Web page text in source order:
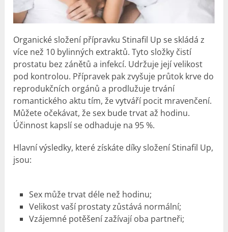
Organické složení přípravku Stinafil Up se skládá z
více než 10 bylinných extraktů. Tyto složky čistí
prostatu bez zánětů a infekcí. Udržuje její velikost
pod kontrolou. Přípravek pak zvyšuje průtok krve do
reprodukčních orgánů a prodlužuje trvání
romantického aktu tím, že vytváří pocit mravenčení.
Můžete očekávat, že sex bude trvat až hodinu.
Účinnost kapslí se odhaduje na 95 %.
Hlavní výsledky, které získáte díky složení Stinafil Up,
jsou:
Sex může trvat déle než hodinu;
Velikost vaší prostaty zůstává normální;
Vzájemné potěšení zažívají oba partneři;